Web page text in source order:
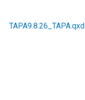
TAPA9.8.26_TAPA.qxd_